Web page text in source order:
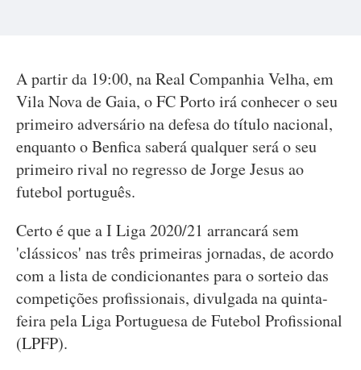
A partir da 19:00, na Real Companhia Velha, em
Vila Nova de Gaia, o FC Porto irá conhecer o seu
primeiro adversário na defesa do título nacional,
enquanto o Benfica saberá qualquer será o seu
primeiro rival no regresso de Jorge Jesus ao
futebol português.
Certo é que a I Liga 2020/21 arrancará sem
'clássicos' nas três primeiras jornadas, de acordo
com a lista de condicionantes para o sorteio das
competições profissionais, divulgada na quinta-
feira pela Liga Portuguesa de Futebol Profissional
(LPFP).